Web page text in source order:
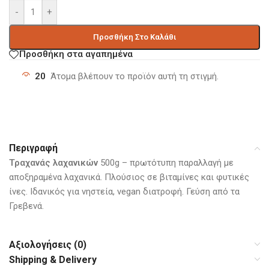
- +
Προσθήκη Στο Καλάθι
Προσθήκη στα αγαπημένα
20 Άτομα βλέπουν το προϊόν αυτή τη στιγμή.
Περιγραφή
Τραχανάς λαχανικών 500g – πρωτότυπη παραλλαγή με
αποξηραμένα λαχανικά. Πλούσιος σε βιταμίνες και φυτικές
ίνες. Ιδανικός για νηστεία, vegan διατροφή. Γεύση από τα
Γρεβενά.
Αξιολογήσεις (0)
Shipping & Delivery